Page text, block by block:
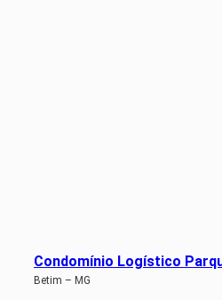
Condomínio Logístico
Betim – MG